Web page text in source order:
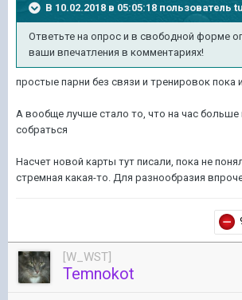
В 10.02.2018 в 05:05:18 пользователь
Ответьте на опрос и в свободной форме
ваши впечатления в комментариях!
простые парни без связи и тренировок пока
А вообще лучше стало то, что на час
собраться
Насчет новой карты тут писали, пока не
стремная какая-то. Для разнообразия
[W_WST]
Temnokot